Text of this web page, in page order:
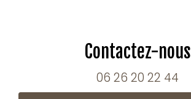
Contactez-nous
06 26 20 22 44